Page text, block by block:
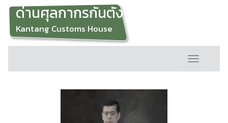
ด่านศุลกากรกันตัง
Kantang Customs House
Toggle
navigation